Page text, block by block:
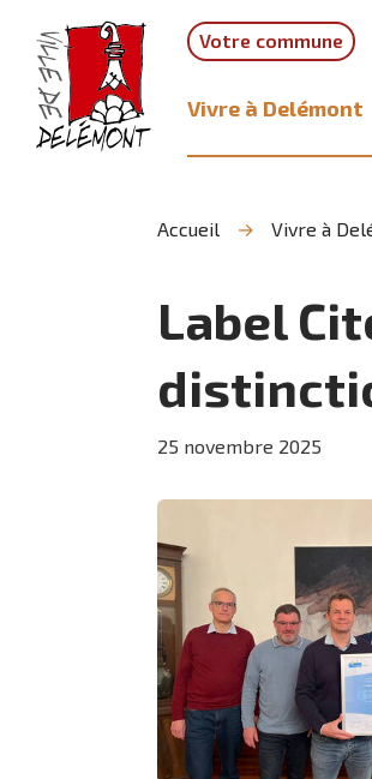
recherche
contenu
navigation
Votre commune
Vivre à Delémont
Accueil Vivre à
Label
25 novembre 2025